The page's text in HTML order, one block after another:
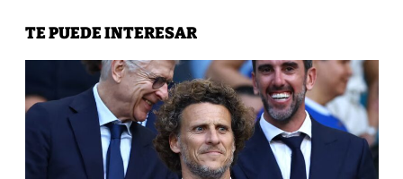
TE PUEDE INTERESAR